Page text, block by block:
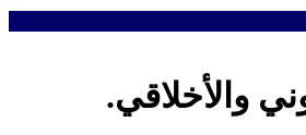
والأخلاقي.